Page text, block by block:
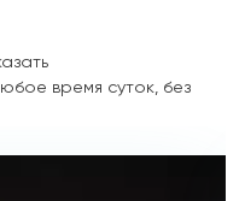
время суток, без